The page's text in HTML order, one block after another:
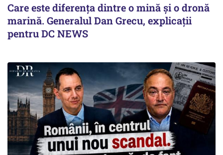
Care este diferența dintre o mină și o dronă
marină. Generalul Dan Grecu, explicații
pentru DC NEWS